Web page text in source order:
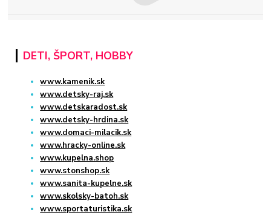
DETI, ŠPORT, HOBBY
www.kamenik.sk
www.detsky-raj.sk
www.detskaradost.sk
www.detsky-hrdina.sk
www.domaci-milacik.sk
www.hracky-online.sk
www.kupelna.shop
www.stonshop.sk
www.sanita-kupelne.sk
www.skolsky-batoh.sk
www.sportaturistika.sk